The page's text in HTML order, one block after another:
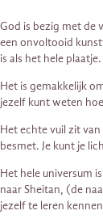
God is bezig met de
een onvoltooid
is als het hele plaatje.
Het is gemakkelijk
jezelf kunt weten
Het echte vuil zit
besmet. Je kunt je
Het hele universum
naar Sheitan, (de
jezelf te leren